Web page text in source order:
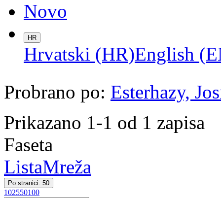
Novo
HR
Hrvatski (HR)English
Probrano po: Esterhazy,
Prikazano 1-1 od 1 zapisa
Faseta
ListaMreža
Po stranici: 50
102550100